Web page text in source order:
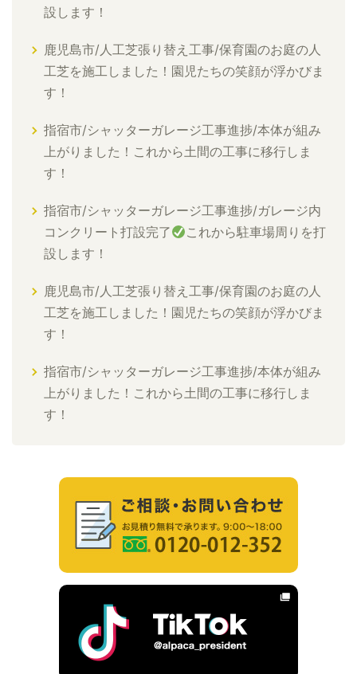
設します！
鹿児島市/人工芝張り替え工事/保育園のお庭の人
工芝を施工しました！園児たちの笑顔が浮かびま
す！
指宿市/シャッターガレージ工事進捗/本体が組み
上がりました！これから土間の工事に移行しま
す！
指宿市/シャッターガレージ工事進捗/ガレージ内
コンクリート打設完了
これから駐車場周りを打
設します！
鹿児島市/人工芝張り替え工事/保育園のお庭の人
工芝を施工しました！園児たちの笑顔が浮かびま
す！
指宿市/シャッターガレージ工事進捗/本体が組み
上がりました！これから土間の工事に移行しま
す！